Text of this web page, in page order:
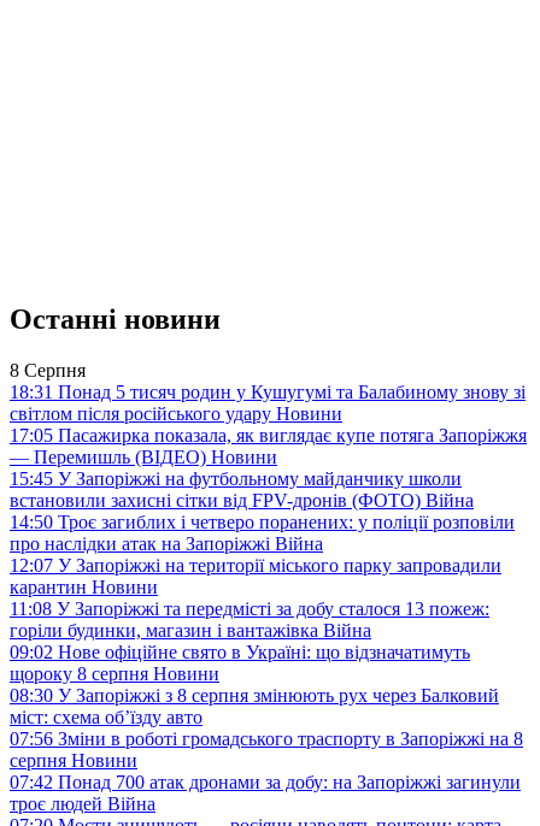
Останні новини
8 Серпня
18:31 Понад 5 тисяч родин у Кушугумі та Балабиному знову зі
світлом після російського удару Новини
17:05 Пасажирка показала, як виглядає купе потяга Запоріжжя
— Перемишль (ВІДЕО) Новини
15:45 У Запоріжжі на футбольному майданчику школи
встановили захисні сітки від FPV-дронів (ФОТО) Війна
14:50 Троє загиблих і четверо поранених: у поліції розповіли
про наслідки атак на Запоріжжі Війна
12:07 У Запоріжжі на території міського парку запровадили
карантин Новини
11:08 У Запоріжжі та передмісті за добу сталося 13 пожеж:
горіли будинки, магазин і вантажівка Війна
09:02 Нове офіційне свято в Україні: що відзначатимуть
щороку 8 серпня Новини
08:30 У Запоріжжі з 8 серпня змінюють рух через Балковий
міст: схема об’їзду авто
07:56 Зміни в роботі громадського траспорту в Запоріжжі на 8
серпня Новини
07:42 Понад 700 атак дронами за добу: на Запоріжжі загинули
троє людей Війна